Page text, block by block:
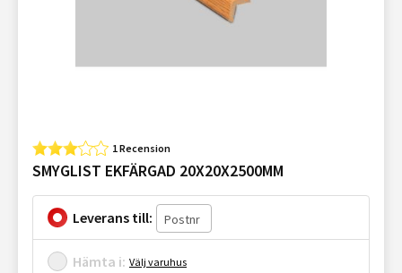
1 Recension
SMYGLIST EKFÄRGAD 20X20X2500MM
Leverans till:
Hämta i: Välj varuhus